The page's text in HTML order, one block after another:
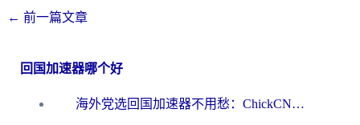
← 前一篇文章
回国加速器哪个好
海外党选回国加速器不用愁：ChickCN和洞见哪个好？一篇搞定所有疑问